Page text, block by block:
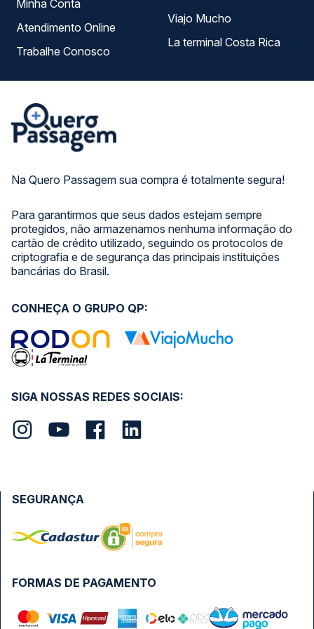
Na Quero Passagem sua compra é totalmente segura!
Para garantirmos que seus dados estejam sempre
protegidos, não armazenamos nenhuma informação do
cartão de crédito utilizado, seguindo os protocolos de
criptografia e de segurança das principais instituições
bancárias do Brasil.
Minha Conta
Atendimento Online
Trabalhe Conosco
Viajo Mucho
La terminal Costa Rica
SIGA NOSSAS REDES SOCIAIS:
CONHEÇA O GRUPO QP:
FORMAS DE PAGAMENTO
SEGURANÇA